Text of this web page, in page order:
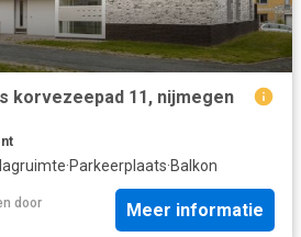
korvezeepad 11, nijmegen
·Parkeerplaats·Balkon
door
Meer informatie